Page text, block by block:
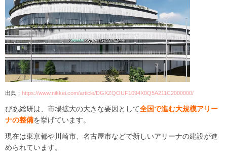
出典： https://www.nikkei.com/article/DGXZQOUF1094X0Q5A211C2000000/
ぴあ総研は、市場拡大の大きな要因として全国で進む大規模アリー
ナの整備を挙げています。
現在は東京都や川崎市、名古屋市などで新しいアリーナの建設が進
められています。